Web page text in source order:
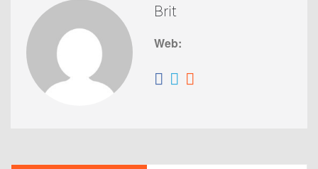
Brit
Web: